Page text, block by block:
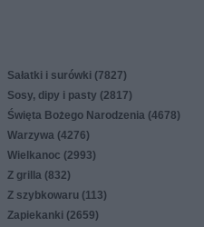
Sałatki i surówki (7827)
Sosy, dipy i pasty (2817)
Święta Bożego Narodzenia (4678)
Warzywa (4276)
Wielkanoc (2993)
Z grilla (832)
Z szybkowaru (113)
Zapiekanki (2659)